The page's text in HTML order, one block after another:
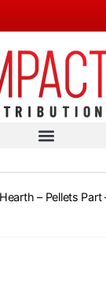
– Pellets Part